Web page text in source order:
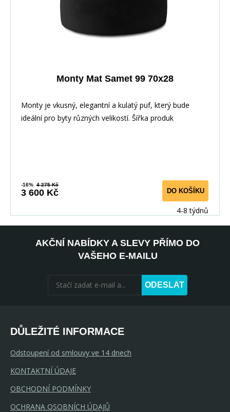
Monty Mat Samet 99 70x28
Monty je vkusný, elegantní a kulatý puf, který bude
ideální pro byty různých velikostí. Šířka produk
-16% 4 275 Kč
3 600 Kč DO KOŠÍKU
4-8 týdnů
AKČNÍ NABÍDKY A SLEVY PŘÍMO DO
VAŠEHO E-MAILU
ODESLAT
DŮLEŽITÉ INFORMACE
Odstoupení od smlouvy ve 14 dnech
KONTAKTNÍ ÚDAJE
OBCHODNÍ PODMÍNKY
OCHRANA OSOBNÍCH ÚDAJŮ